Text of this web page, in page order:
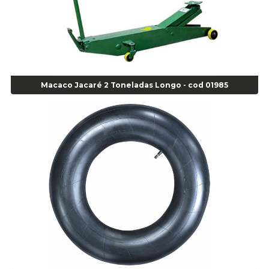
Agulha Escariadora Passeio - Cod 02978
Agulha Escariadora/ Alargadora Caminhão - COD. 02342
Agulha Inserto Pneu s/ câmara - Caminhão - Cod 01909
Agulha Inserto Pneu s/ câmara - Moto - cod 02973
Agulha para Aplicação Vipstem- Vipal - Cod 02558
Escareador para Inserto de Passeio - Cod 00164
Alicate Anéis Interno Reto 3.3/8 pol x 6.1/2 pol - cod 00977
Alicate Bico Curvo - Cod 01781
Alicate Bico Reto - Cod 02804
Alicate Bico Reto para Anéis Internos - Cod 00892
Alicate Bico Reto Tipo Telefone - Cod 02911
Alicate Bomba D Água - Cod 01326
Alicate Corte Diagonal - Cod 02138
Alicate Corte Frontal - Cod 02685
Alicate Corte Frontal - Cod 02685
Macaco Jacaré 2 Toneladas Longo - cod 01985